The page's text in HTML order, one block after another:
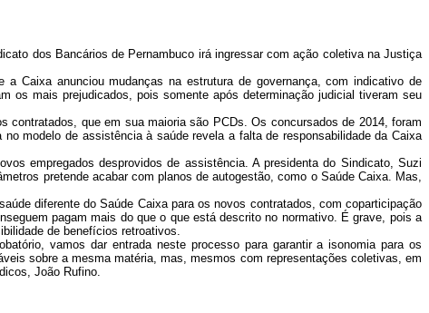
dos Bancários de Pernambuco irá ingressar com ação coletiva na Justiça
Caixa anunciou mudanças na estrutura de governança, com indicativo de
os mais prejudicados, pois somente após determinação judicial tiveram seu
contratados, que em sua maioria são PCDs. Os concursados de 2014, foram
modelo de assistência à saúde revela a falta de responsabilidade da Caixa
empregados desprovidos de assistência. A presidenta do Sindicato, Suzi
pretende acabar com planos de autogestão, como o Saúde Caixa. Mas,
diferente do Saúde Caixa para os novos contratados, com coparticipação
pagam mais do que o que está descrito no normativo. É grave, pois a
de benefícios retroativos.
vamos dar entrada neste processo para garantir a isonomia para os
sobre a mesma matéria, mas, mesmos com representações coletivas, em
João Rufino.